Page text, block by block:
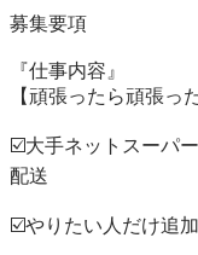
募集要項
『仕事内容』
【頑張ったら頑張っ
☑️大手ネットスーパ
配送
☑️やりたい人だけ追